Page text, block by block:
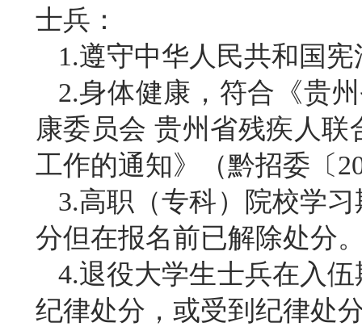
士兵：
1.遵守中华人民共和国
2.身体健康，符合《贵
康委员会 贵州省残疾人
工作的通知》（黔招委〔
3.高职（专科）院校学
分但在报名前已解除处分
4.退役大学生士兵在入
纪律处分，或受到纪律处